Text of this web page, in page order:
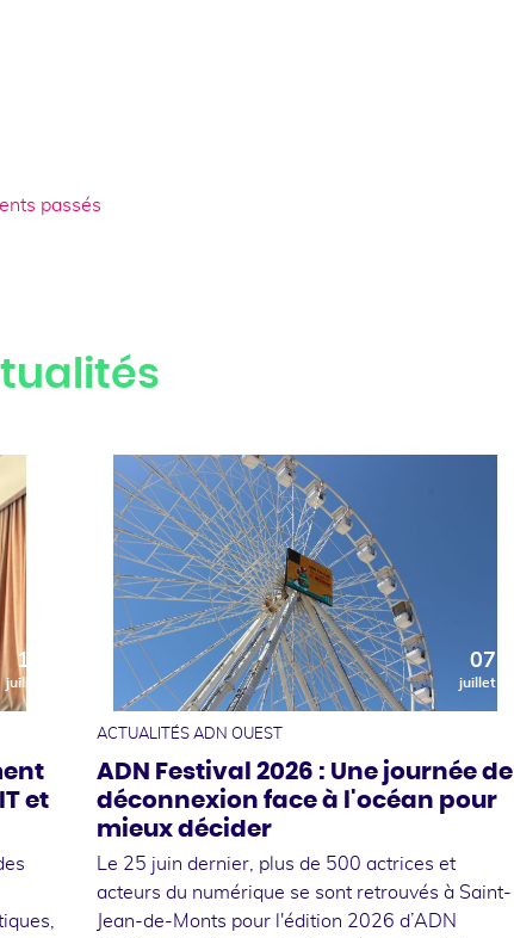
passés
10
juillet
et
07
juillet
ACTUALITÉS ADN OUEST
ADN Festival 2026 : Une journée de
déconnexion face à l'océan pour
mieux décider
Le 25 juin dernier, plus de 500 actrices et
acteurs du numérique se sont retrouvés à Saint-
Jean-de-Monts pour l'édition 2026 d’ADN